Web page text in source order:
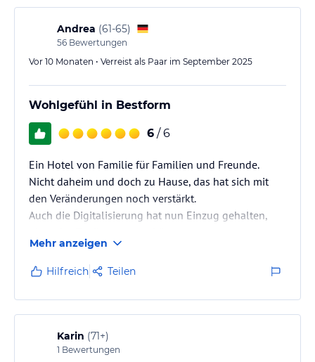
Hoteliers-/Veranstalter-/Kataloginformationen. Alle Angaben
ohne Gewähr und ohne Prüfung durch HolidayCheck. Bitte
lies vor der Buchung die verbindlichen Angebotsdetails
Andrea (61-65)
56 Bewertungen
Vor 10 Monaten • Verreist als Paar im September 2025
Wohlgefühl in Bestform
6 / 6
Ein Hotel von Familie für Familien und Freunde.
Nicht daheim und doch zu Hause, das hat sich mit
den Veränderungen noch verstärkt.
Auch die Digitalisierung hat nun Einzug gehalten,
(Toll, über die App kann man nun auch von zuhause
schauen, was es a) zu tun gibt per Morgenpost und b)
zu essen gibt).
Mehr anzeigen
Hilfreich Teilen
Karin (71+)
1 Bewertungen